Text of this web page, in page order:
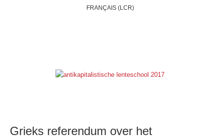
FRANÇAIS (LCR)
Grieks referendum over het